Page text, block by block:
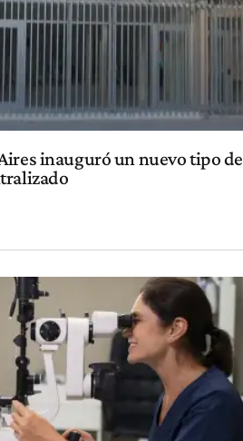
inauguró un nuevo tipo de